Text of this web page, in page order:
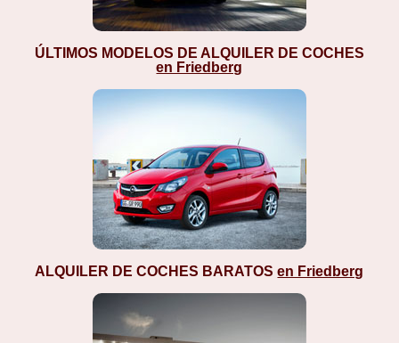
ÚLTIMOS MODELOS DE ALQUILER DE COCHES
en Friedberg
ALQUILER DE COCHES BARATOSen Friedberg